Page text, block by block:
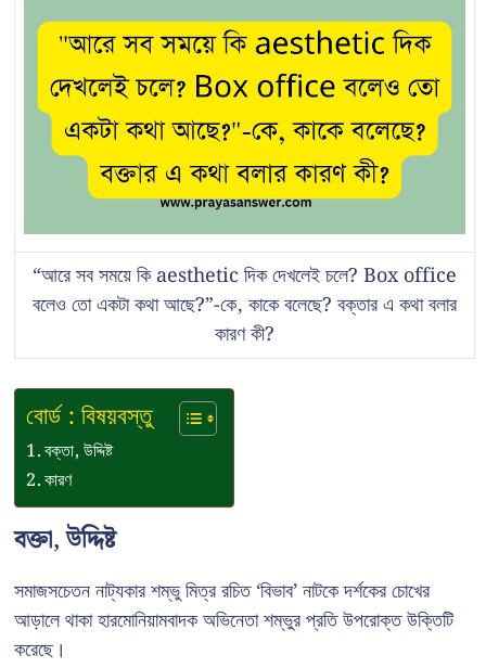
“আরে সব সময়ে কি aesthetic দিক দেখলেই চলে? Box office
বলেও তো একটা কথা আছে?”-কে, কাকে বলেছে? বক্তার এ কথা বলার
কারণ কী?
বোর্ড : বিষয়বস্তু
বক্তা, উদ্দিষ্ট
কারণ
বক্তা, উদ্দিষ্ট
সমাজসচেতন নাট্যকার শম্ভু মিত্র রচিত ‘বিভাব’ নাটকে দর্শকের চোখের
আড়ালে থাকা হারমোনিয়ামবাদক অভিনেতা শম্ভুর প্রতি উপরোক্ত উক্তিটি
করেছে।